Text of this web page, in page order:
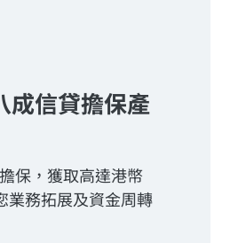
成信貸擔保產
保，獲取高達港幣
業務拓展及資金周轉